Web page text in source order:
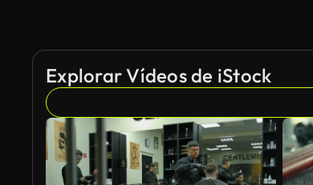
Explorar Vídeos de iStock